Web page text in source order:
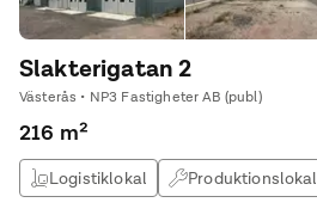
Slakterigatan 2
Västerås • NP3 Fastigheter AB (publ)
216 m²
Logistiklokal Produktionslokal